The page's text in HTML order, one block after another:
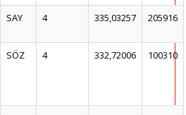
SAY 4 335,03257 205916
SÖZ 4 332,72006 100310